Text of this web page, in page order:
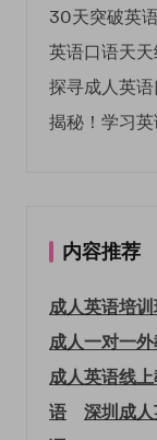
30天突破英
英语口语天
揭秘！学习
内容推荐
成人英语培
成人一对一
成人英语线
语
深圳成